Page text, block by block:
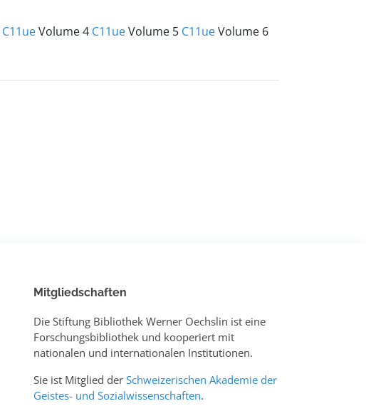
C11ueVolume 4 C11ueVolume 5 C11ueVolume 6
Mitgliedschaften
Die Stiftung Bibliothek Werner Oechslin ist eine
Forschungsbibliothek und kooperiert mit
nationalen und internationalen Institutionen.
Sie ist Mitglied der Schweizerischen Akademie der
Geistes- und Sozialwissenschaften.